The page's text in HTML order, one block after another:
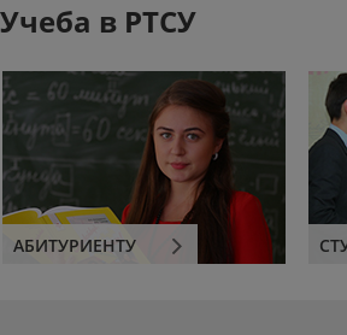
Учеба в РТСУ
АБИТУРИЕНТУ